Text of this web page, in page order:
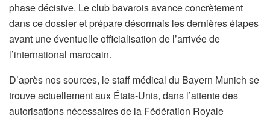
phase décisive. Le club bavarois avance concrètement
dans ce dossier et prépare désormais les dernières étapes
avant une éventuelle officialisation de l’arrivée de
l’international marocain.
D’après nos sources, le staff médical du Bayern Munich se
trouve actuellement aux États-Unis, dans l’attente des
autorisations nécessaires de la Fédération Royale